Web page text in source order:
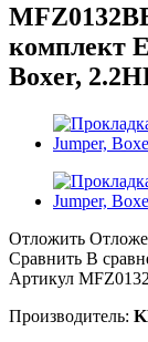
комплект
Boxer,
Отложить
Сравнить В
Артикул
Производитель: